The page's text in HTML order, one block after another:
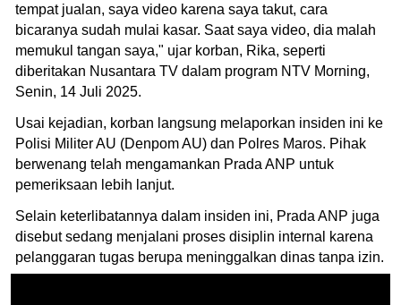
tempat jualan, saya video karena saya takut, cara
bicaranya sudah mulai kasar. Saat saya video, dia malah
memukul tangan saya," ujar korban, Rika, seperti
diberitakan Nusantara TV dalam program NTV Morning,
Senin, 14 Juli 2025.
Usai kejadian, korban langsung melaporkan insiden ini ke
Polisi Militer AU (Denpom AU) dan Polres Maros. Pihak
berwenang telah mengamankan Prada ANP untuk
pemeriksaan lebih lanjut.
Selain keterlibatannya dalam insiden ini, Prada ANP juga
disebut sedang menjalani proses disiplin internal karena
pelanggaran tugas berupa meninggalkan dinas tanpa izin.